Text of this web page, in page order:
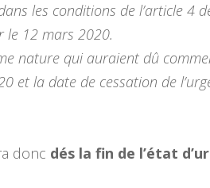
les conditions de l’article 4
le 12 mars 2020.
nature qui auraient dû
et la date de cessation de
donc dés la fin de l’état